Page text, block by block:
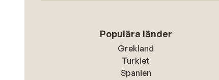
Populära länder
Grekland
Turkiet
Spanien